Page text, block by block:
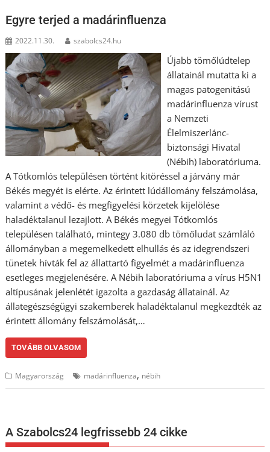
Egyre terjed a madárinfluenza
2022.11.30. szabolcs24.hu
Újabb tömőlúdtelep
állatainál mutatta ki a
magas patogenitású
madárinfluenza vírust
a Nemzeti
Élelmiszerlánc-
biztonsági Hivatal
(Nébih) laboratóriuma.
A Tótkomlós településen történt kitöréssel a járvány már
Békés megyét is elérte. Az érintett lúdállomány felszámolása,
valamint a védő- és megfigyelési körzetek kijelölése
haladéktalanul lezajlott. A Békés megyei Tótkomlós
településen található, mintegy 3.080 db tömőludat számláló
állományban a megemelkedett elhullás és az idegrendszeri
tünetek hívták fel az állattartó figyelmét a madárinfluenza
esetleges megjelenésére. A Nébih laboratóriuma a vírus H5N1
altípusának jelenlétét igazolta a gazdaság állatainál. Az
állategészségügyi szakemberek haladéktalanul megkezdték az
érintett állomány felszámolását,…
TOVÁBB OLVASOM
Magyarország madárinfluenza, nébih
A Szabolcs24 legfrissebb 24 cikke